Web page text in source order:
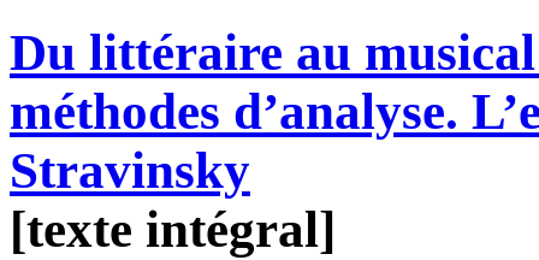
Du littéraire au
méthodes d’analyse.
Stravinsky
[texte intégral]